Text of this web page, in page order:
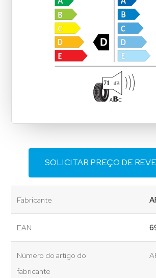
SOLICITAR PREÇO DE
Fabricante
EAN
Número do artigo do
fabricante